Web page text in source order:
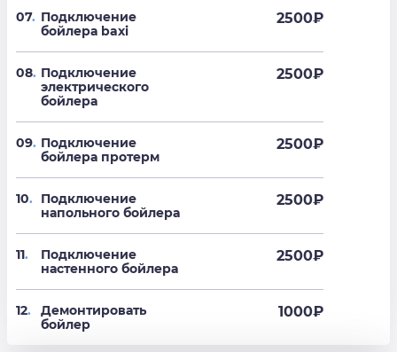
07. Подключение
бойлера baxi
2500₽
08. Подключение
электрического
бойлера
2500₽
09. Подключение
бойлера протерм
2500₽
10.
Подключение
напольного бойлера
2500₽
11.
Подключение
настенного бойлера
2500₽
12.
Демонтировать
бойлер
1000₽